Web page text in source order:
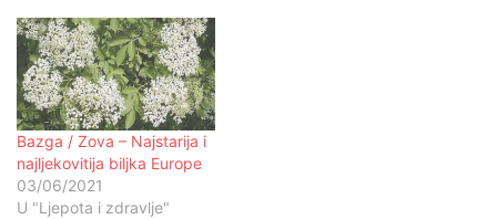
Bazga / Zova – Najstarija i
najljekovitija biljka Europe
03/06/2021
U "Ljepota i zdravlje"